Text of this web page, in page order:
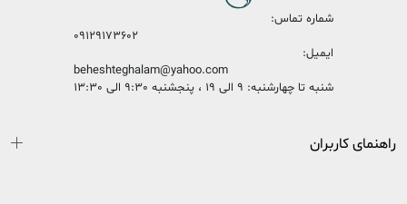
شماره تماس:
09129173602
ایمیل:
beheshteghalam@yahoo.com
شنبه تا چهارشنبه: 9 الی 19 ، پنجشنبه 9:30 الی 13:30
راهنمای کاربران